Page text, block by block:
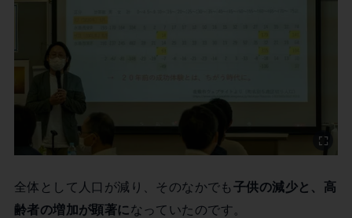
全体として人口が減り、そのなかでも 子供の減少と、高
齢者の増加が顕著に なっていたのです。